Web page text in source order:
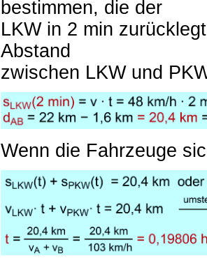
bestimmen, die der
LKW in 2 min
Abstand
zwischen LKW und
Wenn die Fahrzeuge